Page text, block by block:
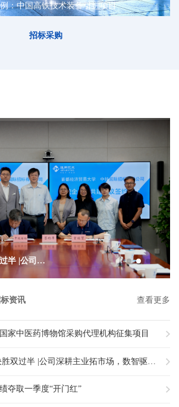
：中国高铁技术装备引进项目
招标采购
攻坚二季度 决胜双过半 |公司深耕主业拓市场，数智驱动强引擎纪实...
资讯 查看更多
家中医药博物馆采购代理机构征集项目
夺取一季度“开门红”